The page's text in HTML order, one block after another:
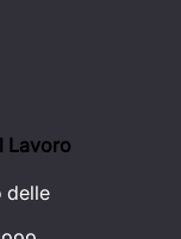
Lavoro
delle